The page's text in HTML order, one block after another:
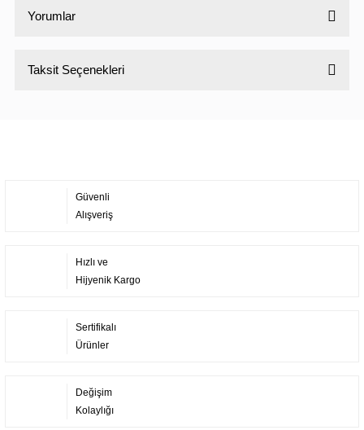
Yorumlar
Taksit Seçenekleri
Güvenli
Alışveriş
Hızlı ve
Hijyenik Kargo
Sertifikalı
Ürünler
Değişim
Kolaylığı